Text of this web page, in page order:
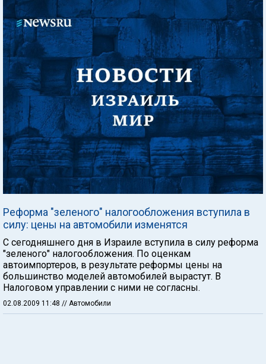
Реформа "зеленого" налогообложения вступила в
силу: цены на автомобили изменятся
С сегодняшнего дня в Израиле вступила в силу реформа
"зеленого" налогообложения. По оценкам
автоимпортеров, в результате реформы цены на
большинство моделей автомобилей вырастут. В
Налоговом управлении с ними не согласны.
02.08.2009 11:48 // Автомобили